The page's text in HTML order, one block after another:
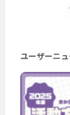
ユーザーニ